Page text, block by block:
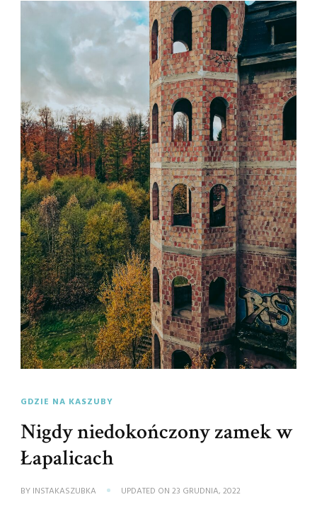
GDZIE NA KASZUBY
Nigdy niedokończony zamek w
Łapalicach
BY INSTAKASZUBKA UPDATED ON 23 GRUDNIA, 2022